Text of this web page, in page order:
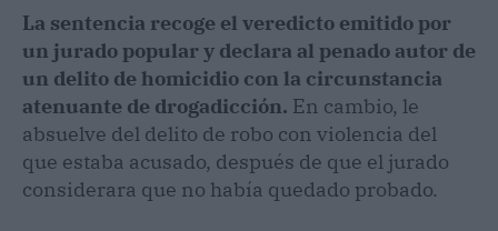
La sentencia recoge el veredicto emitido por
un jurado popular y declara al penado autor de
un delito de homicidio con la circunstancia
atenuante de drogadicción. En cambio, le
absuelve del delito de robo con violencia del
que estaba acusado, después de que el jurado
considerara que no había quedado probado.